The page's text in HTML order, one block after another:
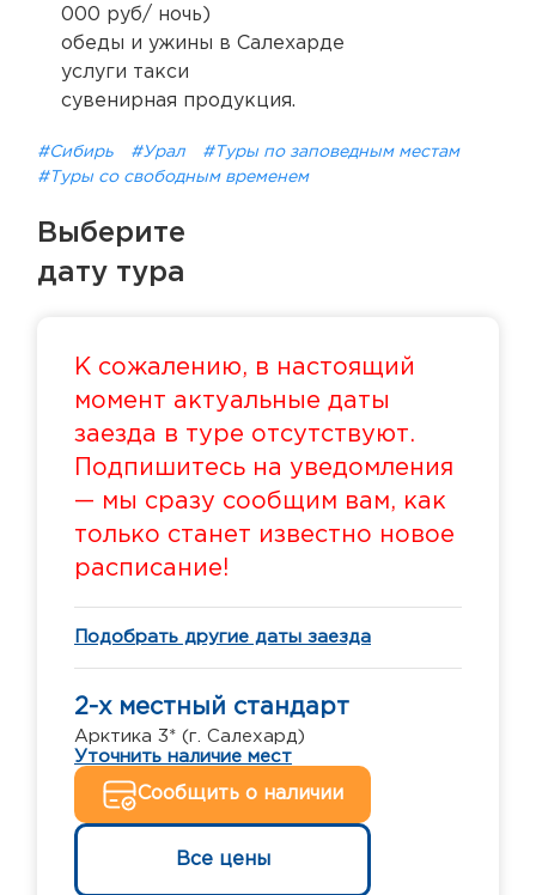
000 руб/ ночь)
обеды и ужины в Салехарде
услуги такси
сувенирная продукция.
#Сибирь #Урал
#Туры по заповедным местам
#Туры со свободным временем
Выберите
дату тура
К сожалению, в настоящий
момент актуальные даты
заезда в туре отсутствуют.
Подпишитесь на уведомления
— мы сразу сообщим вам, как
только станет известно новое
расписание!
Подобрать другие даты заезда
2-х местный стандарт
Арктика 3* (г. Салехард)
Уточнить наличие мест
Сообщить о наличии
Все цены